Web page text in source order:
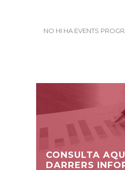
NO HI HA EVENTS
CONSULTA
DARRERS